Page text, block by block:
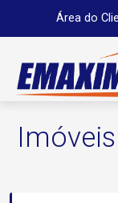
Área do